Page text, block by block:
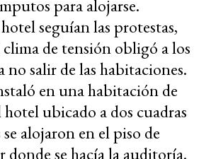
para alojarse.
seguían las protestas,
clima de tensión obligó a los
no salir de las habitaciones.
en una habitación de
ubicado a dos cuadras
alojaron en el piso de
donde se hacía la auditoría.